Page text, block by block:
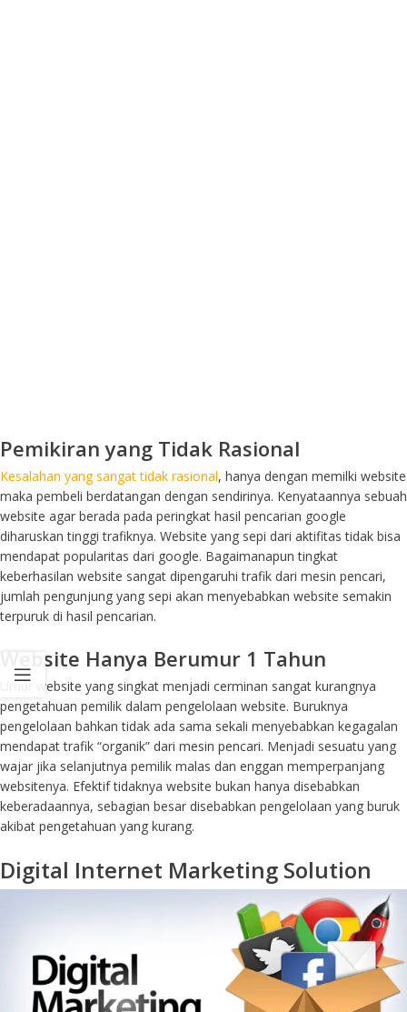
Pemikiran yang Tidak Rasional
Kesalahan yang sangat tidak rasional, hanya dengan memilki website
maka pembeli berdatangan dengan sendirinya. Kenyataannya sebuah
website agar berada pada peringkat hasil pencarian google
diharuskan tinggi trafiknya. Website yang sepi dari aktifitas tidak bisa
mendapat popularitas dari google. Bagaimanapun tingkat
keberhasilan website sangat dipengaruhi trafik dari mesin pencari,
jumlah pengunjung yang sepi akan menyebabkan website semakin
terpuruk di hasil pencarian.
Website Hanya Berumur 1 Tahun
Umur website yang singkat menjadi cerminan sangat kurangnya
pengetahuan pemilik dalam pengelolaan website. Buruknya
pengelolaan bahkan tidak ada sama sekali menyebabkan kegagalan
mendapat trafik “organik” dari mesin pencari. Menjadi sesuatu yang
wajar jika selanjutnya pemilik malas dan enggan memperpanjang
websitenya. Efektif tidaknya website bukan hanya disebabkan
keberadaannya, sebagian besar disebabkan pengelolaan yang buruk
akibat pengetahuan yang kurang.
Digital Internet Marketing Solution